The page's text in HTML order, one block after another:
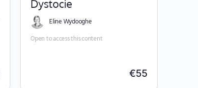
Dystocie
Eline Wydooghe
Open to access this content
€55